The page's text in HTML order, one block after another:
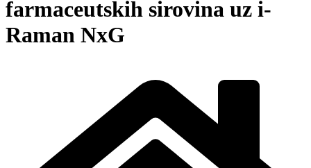
farmaceutskih sirovina uz i-
Raman NxG